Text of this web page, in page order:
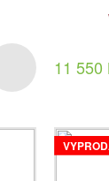
11 550